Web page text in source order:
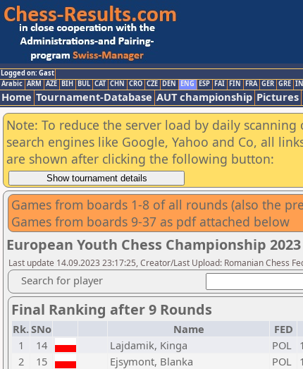
Logged on: Gast
Arabic ARM AZE BIH BUL CAT CHN CRO CZE DEN ENG ESP FAI FIN FRA GER GRE
Home Tournament-Database AUT championship Pictures
Note: To reduce the server load by daily
search engines like Google, Yahoo and Co, all
are shown after clicking the following button:
Games from boards 1-8 of all rounds (also the
Games from boards 9-37 as pdf attached below
European Youth Chess Championship 2023
Last update 14.09.2023 23:17:25, Creator/Last Upload: Romanian Chess
Search for player
Final Ranking after 9 Rounds
Rk.SNo Name FED
1
14 Lajdamik, Kinga POL
2
15 Ejsymont, Blanka POL